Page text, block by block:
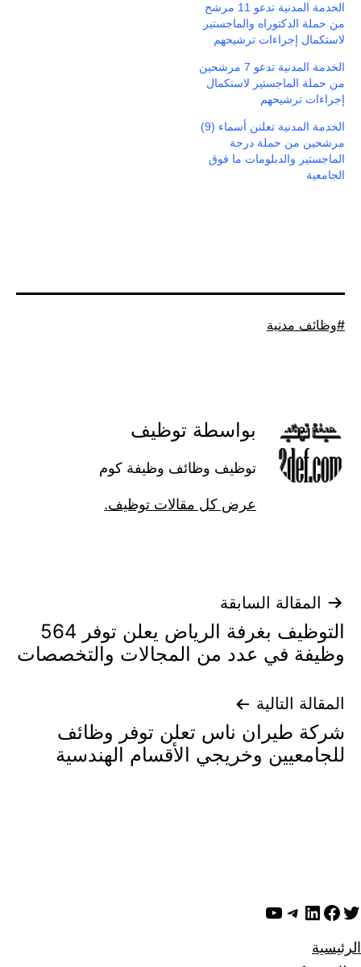
الخدمة المدنية تدعو 11 مرشح
من حملة الدكتوراه والماجستير
لاستكمال إجراءات ترشيحهم
الخدمة المدنية تدعو 7 مرشحين
من حملة الماجستير لاستكمال
إجراءات ترشيحهم
الخدمة المدنية تعلنن أسماء (9)
مرشحين من حملة درجة
الماجستير والدبلومات ما فوق
الجامعية
موسوم
وظائف مدنية
بواسطة توظيف
توظيف وظائف وظيفة كوم
عرض كل مقالات توظيف.
تصفّح
المقالات
المقالة السابقة
التوظيف بغرفة الرياض يعلن توفر 564
وظيفة في عدد من المجالات والتخصصات
المقالة التالية
شركة طيران ناس تعلن توفر وظائف
للجامعيين وخريجي الأقسام الهندسية
تويترفيسبوك
لينكد إن تيليجرام
يوتيوب
الرئيسية